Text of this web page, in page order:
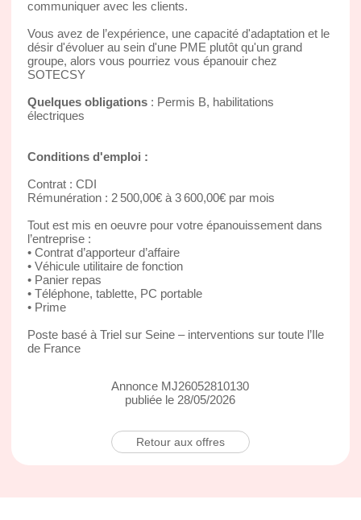
communiquer avec les clients.
Vous avez de l’expérience, une capacité d'adaptation et le
désir d'évoluer au sein d'une PME plutôt qu'un grand
groupe, alors vous pourriez vous épanouir chez
SOTECSY
Quelques obligations: Permis B, habilitations
électriques
Conditions d'emploi :
Contrat : CDI
Rémunération : 2 500,00€ à 3 600,00€ par mois
Tout est mis en oeuvre pour votre épanouissement dans
l’entreprise :
• Contrat d’apporteur d’affaire
• Véhicule utilitaire de fonction
• Panier repas
• Téléphone, tablette, PC portable
• Prime
Poste basé à Triel sur Seine – interventions sur toute l’Ile
de France
Annonce MJ26052810130
publiée le 28/05/2026
Retour aux offres